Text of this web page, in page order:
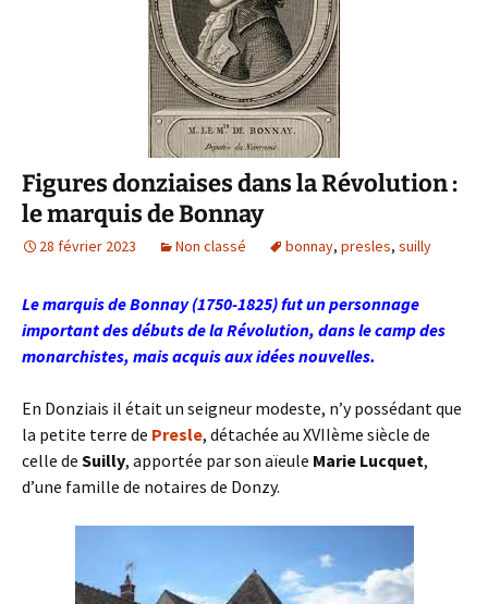
Figures donziaises dans la Révolution :
le marquis de Bonnay
28 février 2023 Non classé bonnay, presles, suilly
Le marquis de Bonnay (1750-1825) fut un personnage
important des débuts de la Révolution, dans le camp des
monarchistes, mais acquis aux idées nouvelles.
En Donziais il était un seigneur modeste, n’y possédant que
la petite terre de Presle, détachée au XVIIème siècle de
celle de Suilly, apportée par son aïeule Marie Lucquet,
d’une famille de notaires de Donzy.